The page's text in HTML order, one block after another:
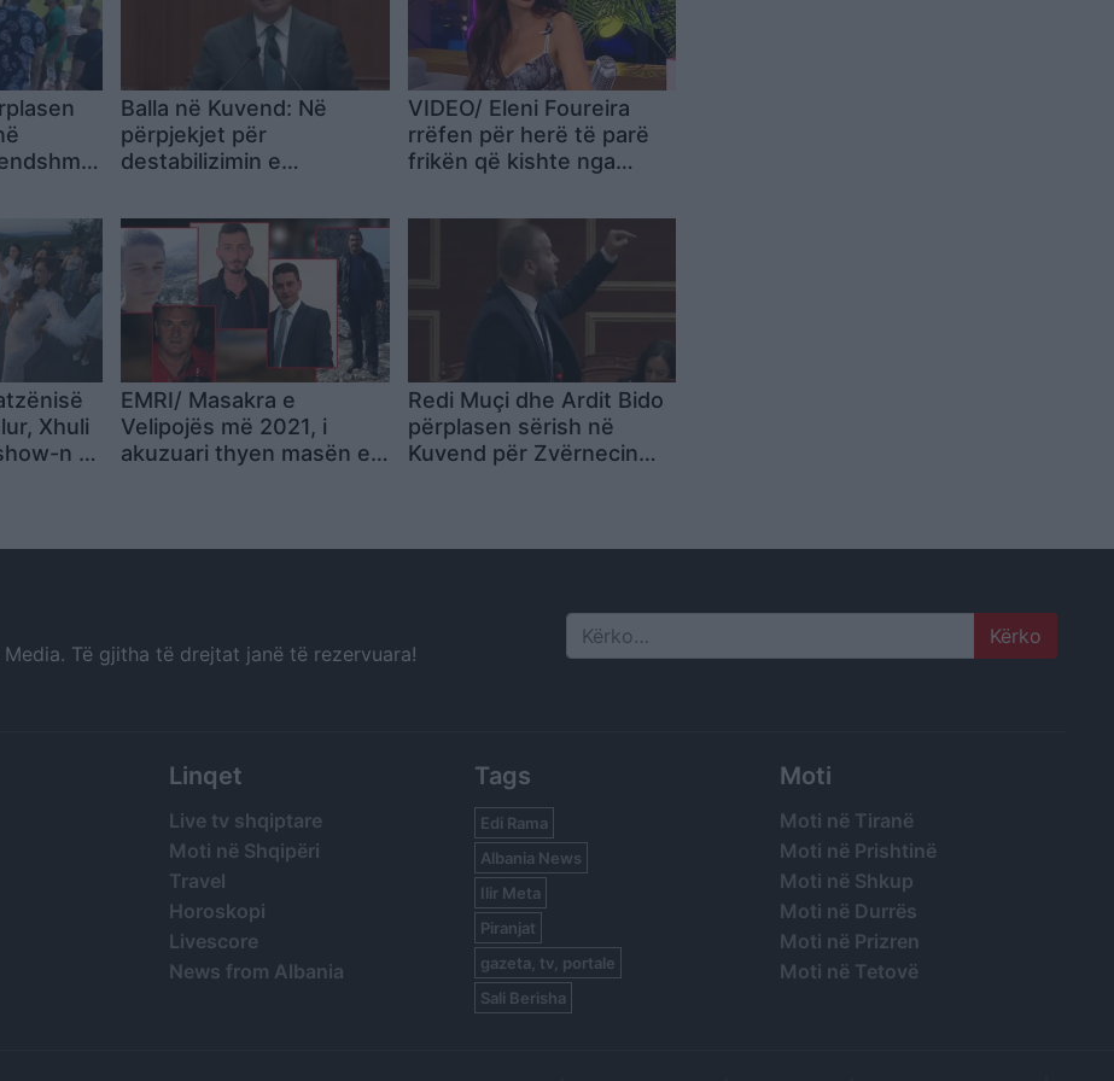
rruga
Balla në Kuvend: Në
përpjekjet për
destabilizimin e
përfshirë edhe Kremlini,
PD mungoi nga frika e
vezëve
VIDEO/ Eleni Foureira
rrëfen për herë të parë
frikën që kishte nga
Mendoja se do të më
mbylleshin dyert
Xhuli
n e
EMRI/ Masakra e
Velipojës më 2021, i
akuzuari thyen masën e
Redi Muçi dhe Ardit Bido
përplasen sërish në
Kuvend për Zvërnecin
Të gjitha të drejtat janë të rezervuara! Search
Linqet
Live tv shqiptare
Moti në Shqipëri
Travel
Horoskopi
Livescore
News from Albania
Tags
Edi Rama
Albania News
Ilir Meta
Piranjat
gazeta, tv, portale
Sali Berisha
Moti
Moti në Tiranë
Moti në Prishtinë
Moti në Shkup
Moti në Durrës
Moti në Prizren
Moti në Tetovë